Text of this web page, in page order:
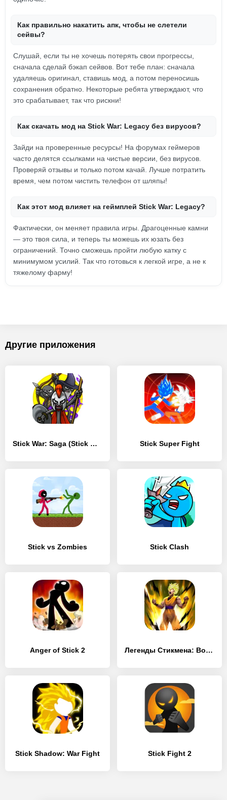
Как правильно накатить апк, чтобы не слетели
сейвы?
Слушай, если ты не хочешь потерять свои прогрессы,
сначала сделай бэкап сейвов. Вот тебе план: сначала
удаляешь оригинал, ставишь мод, а потом переносишь
сохранения обратно. Некоторые ребята утверждают, что
это срабатывает, так что рискни!
Как скачать мод на Stick War: Legacy без вирусов?
Зайди на проверенные ресурсы! На форумах геймеров
часто делятся ссылками на чистые версии, без вирусов.
Проверяй отзывы и только потом качай. Лучше потратить
время, чем потом чистить телефон от шляпы!
Как этот мод влияет на геймплей Stick War: Legacy?
Фактически, он меняет правила игры. Драгоценные камни
— это твоя сила, и теперь ты можешь их юзать без
ограничений. Точно сможешь пройти любую катку с
минимумом усилий. Так что готовься к легкой игре, а не к
тяжелому фарму!
Другие приложения
Stick War: Saga (Stick War 3) Stick Super Fight
Stick vs Zombies Stick Clash
Anger of Stick 2 Легенды Стикмена: Война теней
Stick Shadow: War Fight Stick Fight 2